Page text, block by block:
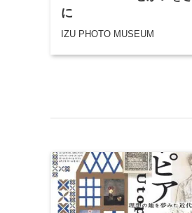
に
IZU PHOTO MUSEUM